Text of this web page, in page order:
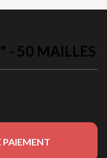
- 50 MAILLES
PAIEMENT